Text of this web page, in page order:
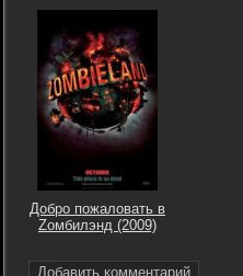
Добро пожаловать в
Zомбилэнд (2009)
Добавить комментарий